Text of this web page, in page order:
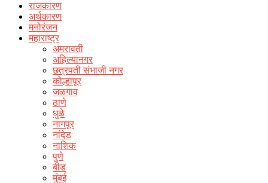
राजकारण
अर्थकारण
मनोरंजन
महाराष्ट्र
अमरावती
अहिल्यानगर
छत्रपती संभाजी नगर
कोल्हापूर
जळगाव
ठाणे
धुळे
नागपूर
नांदेड
नाशिक
पुणे
बीड
मुंबई